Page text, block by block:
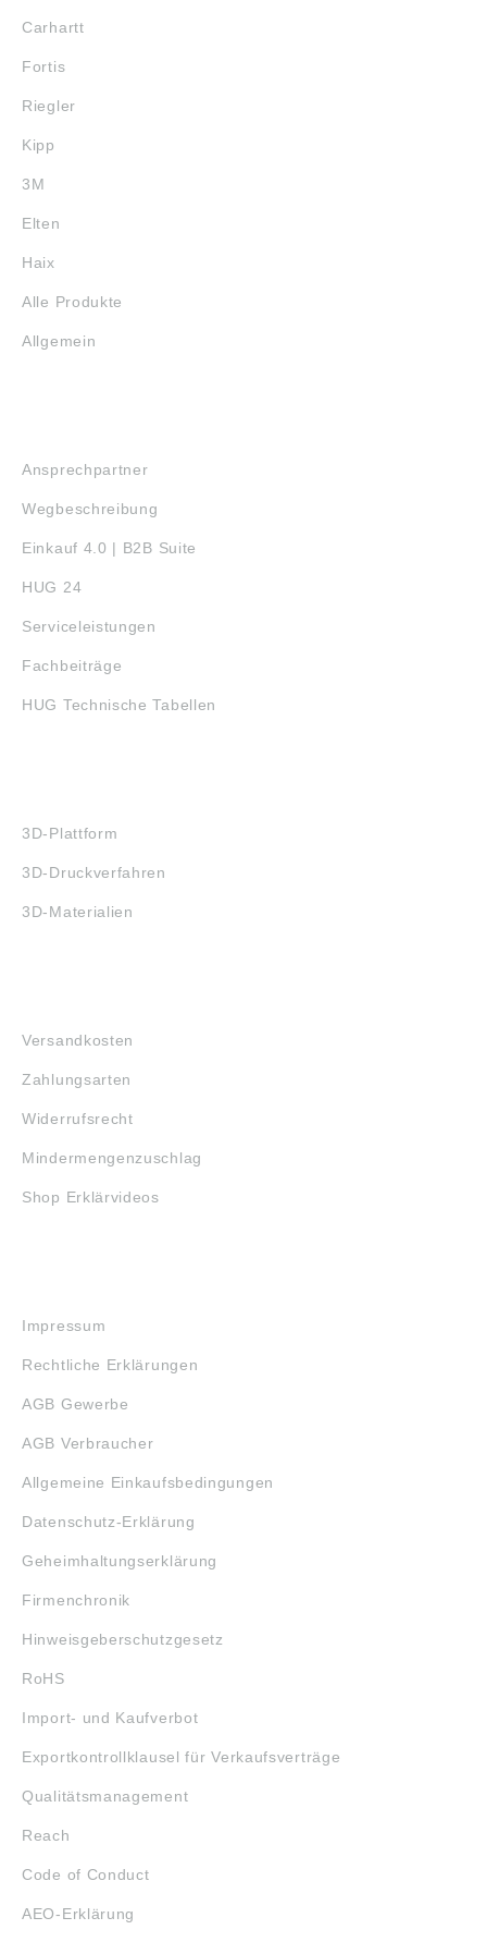
Carhartt
Fortis
Riegler
Kipp
3M
Elten
Haix
Alle Produkte
Allgemein
Ansprechpartner
Wegbeschreibung
Einkauf 4.0 | B2B Suite
HUG 24
Serviceleistungen
Fachbeiträge
HUG Technische Tabellen
3D-Plattform
3D-Druckverfahren
3D-Materialien
Versandkosten
Zahlungsarten
Widerrufsrecht
Mindermengenzuschlag
Shop Erklärvideos
Impressum
Rechtliche Erklärungen
AGB Gewerbe
AGB Verbraucher
Allgemeine Einkaufsbedingungen
Datenschutz-Erklärung
Geheimhaltungserklärung
Firmenchronik
Hinweisgeberschutzgesetz
RoHS
Import- und Kaufverbot
Exportkontrollklausel für Verkaufsverträge
Qualitätsmanagement
Reach
Code of Conduct
AEO-Erklärung